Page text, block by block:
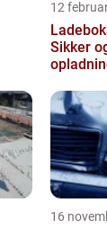
12
Sikker
16